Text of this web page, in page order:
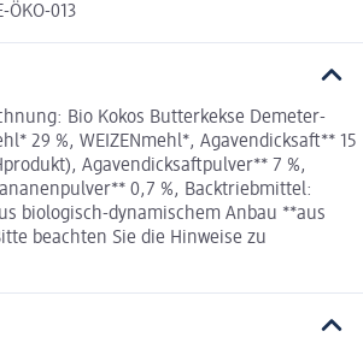
013
Bio Kokos Butterkekse Demeter-
29 %, WEIZENmehl*, Agavendicksaft** 15
Agavendicksaftpulver** 7 %,
0,7 %, Backtriebmittel:
biologisch-dynamischem Anbau **aus
beachten Sie die Hinweise zu